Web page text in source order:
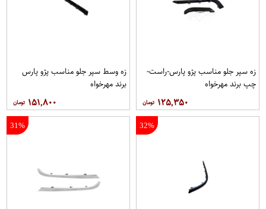
زه سپر جلو مناسب پژو پارس-راست-
چپ برند مهرخواه
۱۲۵,۳۵۰
زه وسط سپر جلو مناسب پژو پارس
برند مهرخواه
۱۵۱,۸۰۰
32%
31%